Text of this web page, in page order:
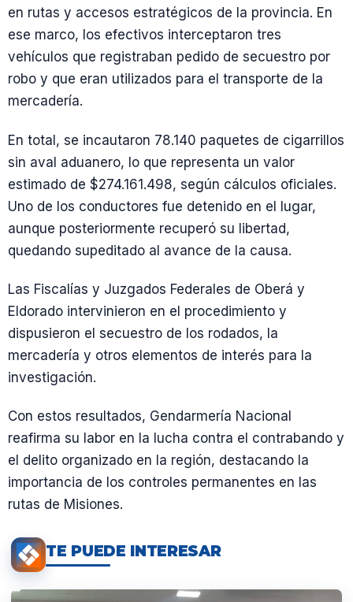
en rutas y accesos estratégicos de la provincia. En
ese marco, los efectivos interceptaron tres
vehículos que registraban pedido de secuestro por
robo y que eran utilizados para el transporte de la
mercadería.
En total, se incautaron 78.140 paquetes de cigarrillos
sin aval aduanero, lo que representa un valor
estimado de $274.161.498, según cálculos oficiales.
Uno de los conductores fue detenido en el lugar,
aunque posteriormente recuperó su libertad,
quedando supeditado al avance de la causa.
Las Fiscalías y Juzgados Federales de Oberá y
Eldorado intervinieron en el procedimiento y
dispusieron el secuestro de los rodados, la
mercadería y otros elementos de interés para la
investigación.
Con estos resultados, Gendarmería Nacional
reafirma su labor en la lucha contra el contrabando y
el delito organizado en la región, destacando la
importancia de los controles permanentes en las
rutas de Misiones.
TE PUEDE INTERESAR